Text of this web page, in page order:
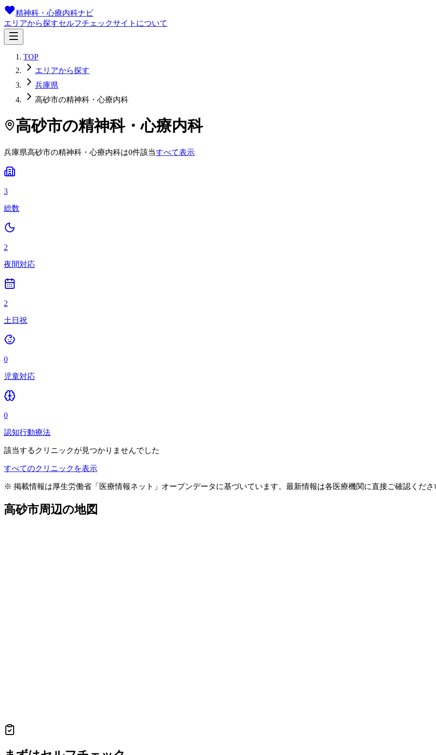
精神科・心療内科ナビ
エリアから探すセルフチェックサイトについて
TOP
エリアから探す
兵庫県
高砂市の精神科・心療内科
高砂市の精神科・心療内科
兵庫県高砂市の精神科・心療内科は0件該当すべて表示
3
総数
2
夜間対応
2
土日祝
0
児童対応
0
認知行動療法
該当するクリニックが見つかりませんでした
すべてのクリニックを表示
※ 掲載情報は厚生労働省「医療情報ネット」オープンデータに基づいています。最新情報は各医療機関に直接ご確認くださ
高砂市周辺の地図